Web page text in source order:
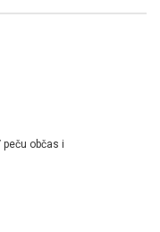
občas i